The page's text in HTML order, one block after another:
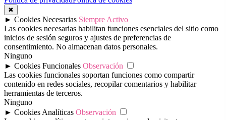
✖
► Cookies Necesarias Siempre Activo
Las cookies necesarias habilitan funciones esenciales del sitio como
inicios de sesión seguros y ajustes de preferencias de
consentimiento. No almacenan datos personales.
Ninguno
► Cookies Funcionales Observación
Las cookies funcionales soportan funciones como compartir
contenido en redes sociales, recopilar comentarios y habilitar
herramientas de terceros.
Ninguno
► Cookies Analíticas Observación